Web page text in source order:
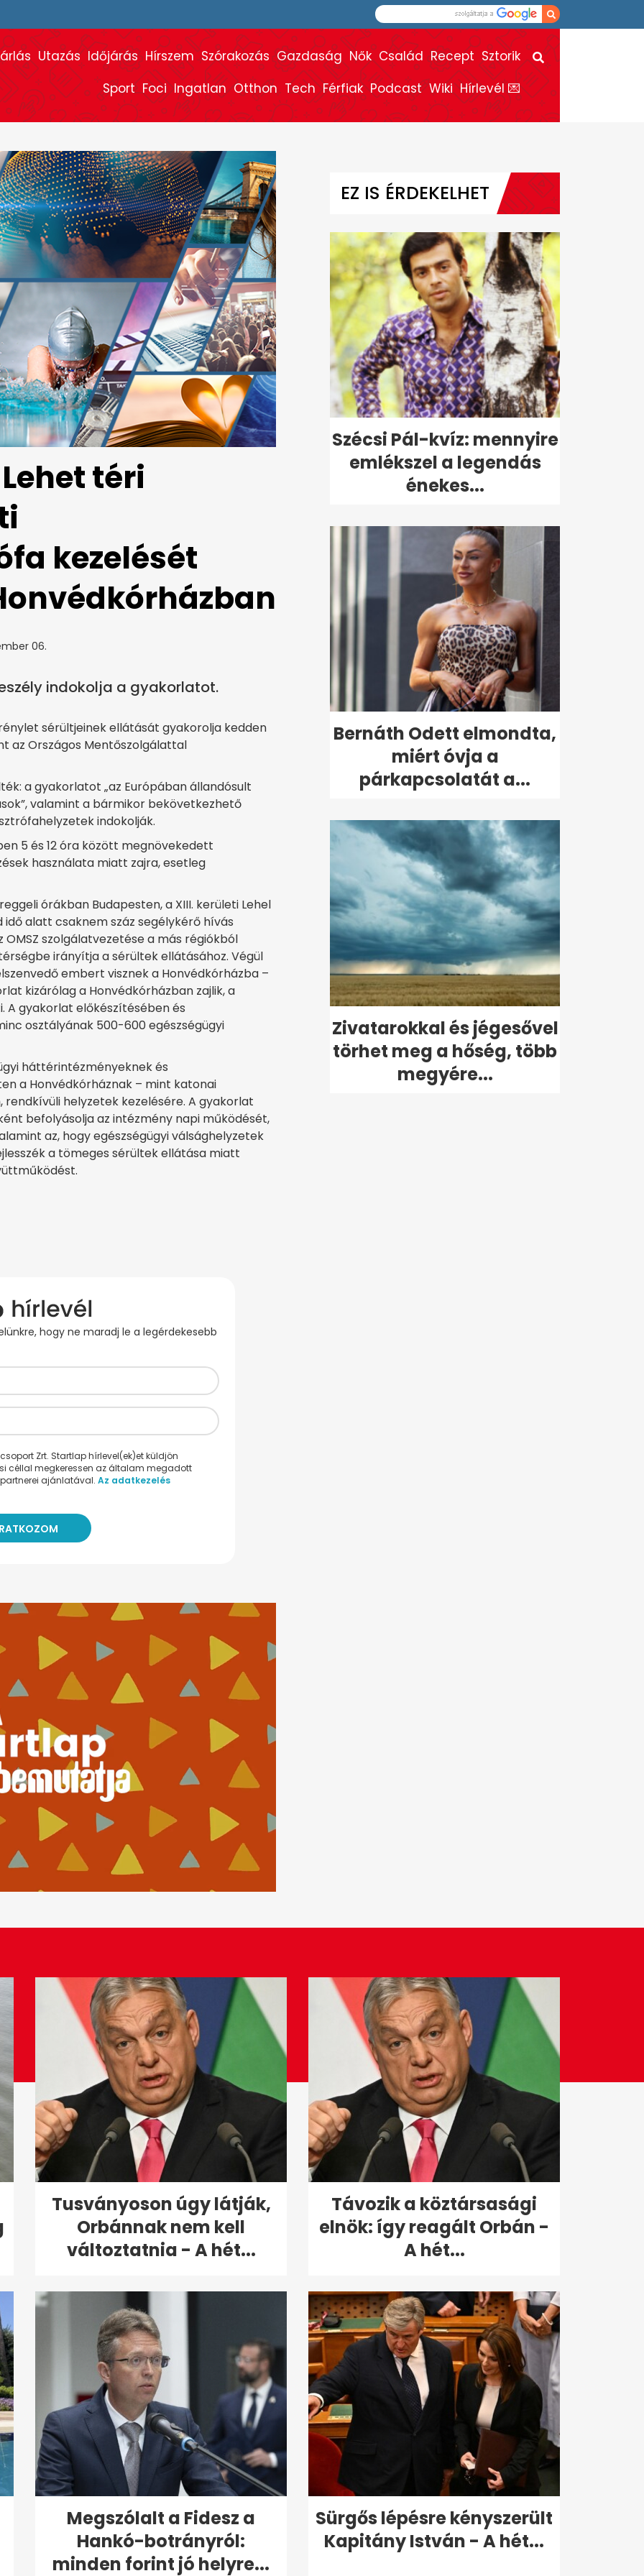
Utazás Időjárás Hírszem Szórakozás Gazdaság Nők Család Recept Sztorik
Sport Foci Ingatlan Otthon Tech Férfiak Podcast Wiki Hírlevél 💌
téri
kezelését
06.
indokolja a gyakorlatot.
sérültjeinek ellátását gyakorolja kedden
az Országos Mentőszolgálattal
a gyakorlatot „az Európában állandósult
valamint a bármikor bekövetkezhető
indokolják.
5 és 12 óra között megnövekedett
használata miatt zajra, esetleg
órákban Budapesten, a XIII. kerületi Lehel
alatt csaknem száz segélykérő hívás
szolgálatvezetése a más régiókból
irányítja a sérültek ellátásához. Végül
embert visznek a Honvédkórházba –
kizárólag a Honvédkórházban zajlik, a
gyakorlat előkészítésében és
osztályának 500-600 egészségügyi
háttérintézményeknek és
a Honvédkórháznak – mint katonai
helyzetek kezelésére. A gyakorlat
befolyásolja az intézmény napi működését,
az, hogy egészségügyi válsághelyzetek
a tömeges sérültek ellátása miatt
hogy ne maradj le a legérdekesebb
Zrt. Startlap hírlevel(ek)et küldjön
céllal megkeressen az általam megadott
ajánlatával. Az adatkezelés
EZ IS ÉRDEKELHET
Szécsi Pál-kvíz: mennyire
emlékszel a legendás
énekes...
Bernáth Odett elmondta,
miért óvja a
párkapcsolatát a...
Zivatarokkal és jégesővel
törhet meg a hőség, több
megyére...
Tusványoson úgy látják,
Orbánnak nem kell
változtatnia - A hét...
Távozik a köztársasági
elnök: így reagált Orbán -
A hét...
Megszólalt a Fidesz a
Hankó-botrányról:
minden forint jó helyre...
Sürgős lépésre kényszerült
Kapitány István - A hét...